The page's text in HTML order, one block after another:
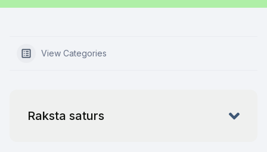
View Categories
Raksta saturs